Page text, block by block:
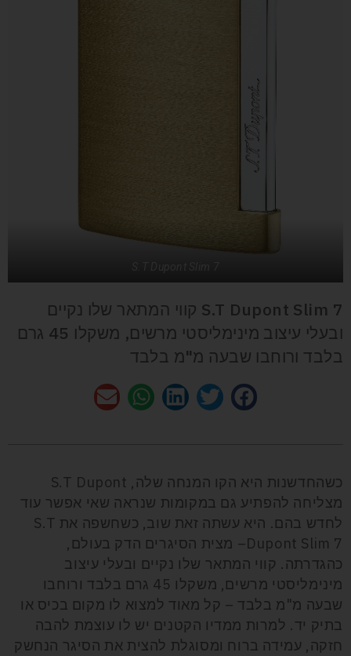
S.T Dupont Slim 7 קווי המתאר שלו נקיים
ובעלי עיצוב מינימליסטי מרשים, משקלו 45 גרם
בלבד ורוחבו שבעה מ"מ בלבד
מצליחה להפתיע גם במקומות שנראה שאי אפשר עוד
לחדש בהם. היא עשתה זאת שוב, כשחשפה את S.T
Dupont Slim 7– מצית הסיגרים הדק בעולם,
כהגדרתה. קווי המתאר שלו נקיים ובעלי עיצוב
מינימליסטי מרשים, משקלו 45 גרם בלבד ורוחבו
שבעה מ"מ בלבד – קל מאוד למצוא לו מקום בכיס או
בתיק יד. למרות ממדיו הקטנים יש לו עוצמת להבה
חזקה, עמידה ברוח ומסוגלת להצית את הסיגר הנחשק